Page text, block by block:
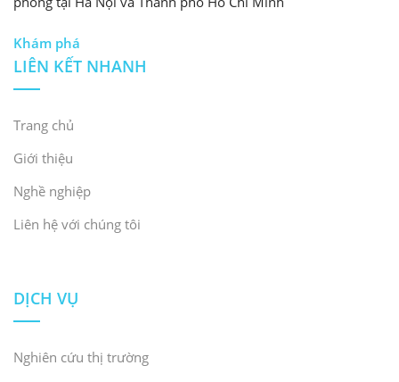
Khám phá
LIÊN KẾT NHANH
Trang chủ
Giới thiệu
Nghề nghiệp
Liên hệ với chúng tôi
DỊCH VỤ
Nghiên cứu thị trường